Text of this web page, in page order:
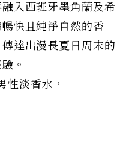
入西班牙墨角蘭及希
快且純淨自然的香
達出漫長夏日周末的
。
淡香水，